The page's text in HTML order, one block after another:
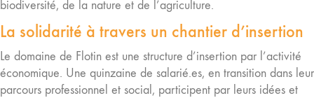
biodiversité, de la nature et de l’agriculture.
La solidarité à travers un chantier d’insertion
Le domaine de Flotin est une structure d’insertion par l’activité
économique. Une quinzaine de salarié.es, en transition dans leur
parcours professionnel et social, participent par leurs idées et